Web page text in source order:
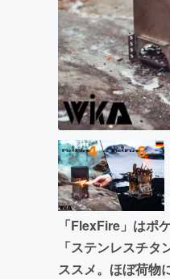
「FlexFire」はポ
「ステンレスチ
ススメ。ほぼ荷物